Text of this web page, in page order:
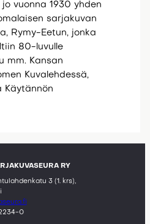
jo vuonna 1930 yhden
sarjakuvan
Rymy-Eetun, jonka
80-luvulle
mm. Kansan
Kuvalehdessä,
Käytännön
RY
3 (1. krs),
0